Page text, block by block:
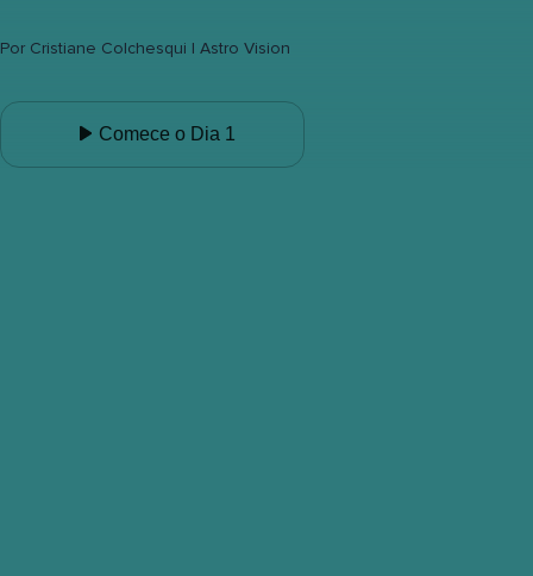
Por Cristiane Colchesqui | Astro Vision
Comece o Dia 1